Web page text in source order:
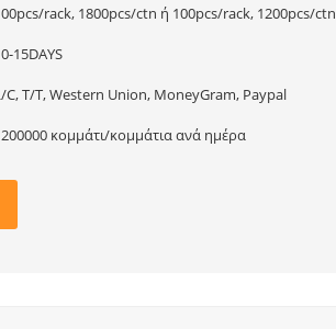
rack, 1800pcs/ctn ή 100pcs/rack, 1200pcs/ctn
15DAYS
C, T/T, Western Union, MoneyGram, Paypal
κομμάτι/κομμάτια ανά ημέρα